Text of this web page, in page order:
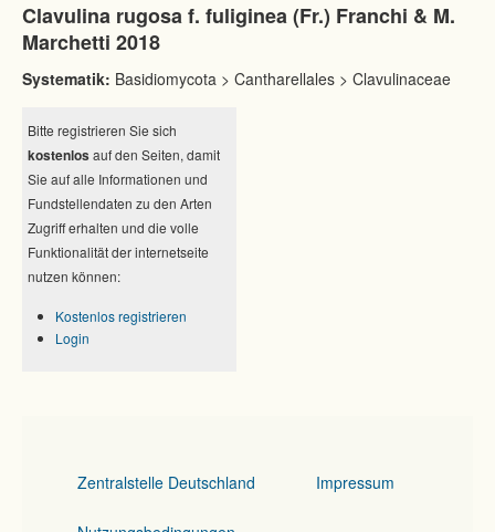
Clavulina rugosa f. fuliginea (Fr.) Franchi & M.
Marchetti 2018
Systematik: Basidiomycota > Cantharellales > Clavulinaceae
Bitte registrieren Sie sich
kostenlos auf den Seiten, damit
Sie auf alle Informationen und
Fundstellendaten zu den Arten
Zugriff erhalten und die volle
Funktionalität der internetseite
nutzen können:
Kostenlos registrieren
Login
Zentralstelle Deutschland Impressum